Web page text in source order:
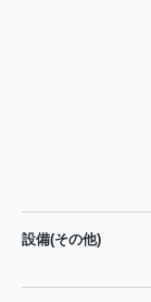
設備(その他)